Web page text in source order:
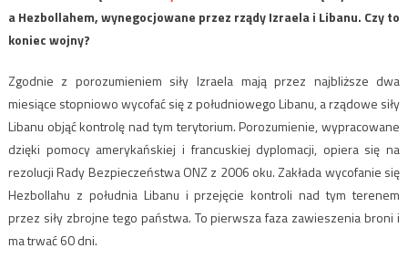
a Hezbollahem, wynegocjowane przez rządy Izraela i Libanu. Czy to
koniec wojny?
Zgodnie z porozumieniem siły Izraela mają przez najbliższe dwa
miesiące stopniowo wycofać się z południowego Libanu, a rządowe siły
Libanu objąć kontrolę nad tym terytorium. Porozumienie, wypracowane
dzięki pomocy amerykańskiej i francuskiej dyplomacji, opiera się na
rezolucji Rady Bezpieczeństwa ONZ z 2006 oku. Zakłada wycofanie się
Hezbollahu z południa Libanu i przejęcie kontroli nad tym terenem
przez siły zbrojne tego państwa. To pierwsza faza zawieszenia broni i
ma trwać 60 dni.